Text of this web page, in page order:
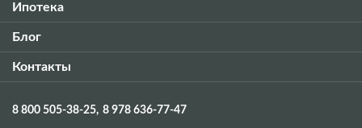
Ипотека
Блог
Контакты
8 800 505-38-25 8 978 636-77-47